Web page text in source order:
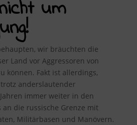
um
wir bräuchten die
Land vor Aggressoren von
können. Fakt ist allerdings,
anderslautender
immer weiter in den
an die russische Grenze mit
Militärbasen und Manövern.